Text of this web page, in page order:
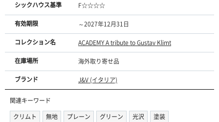
シックハウス基準 F☆☆☆☆
有効期限 ～2027年12月31日
コレクション名 ACADEMY A tribute to Gustav Klimt
在庫場所 海外取り寄せ品
ブランド J&V (イタリア)
関連キーワード
クリムト
無地 プレーン グリーン 光沢 塗装